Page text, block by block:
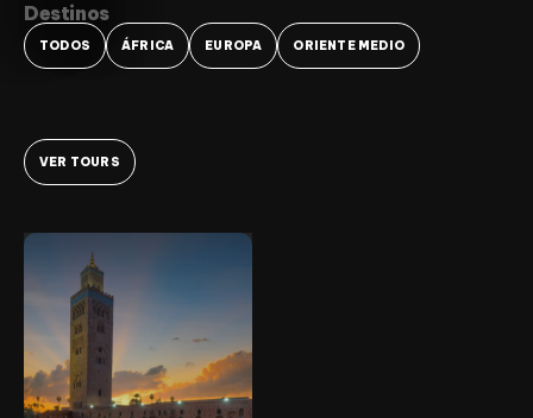
Destinos
TODOS ÁFRICA EUROPA ORIENTE MEDIO
VER TOURS